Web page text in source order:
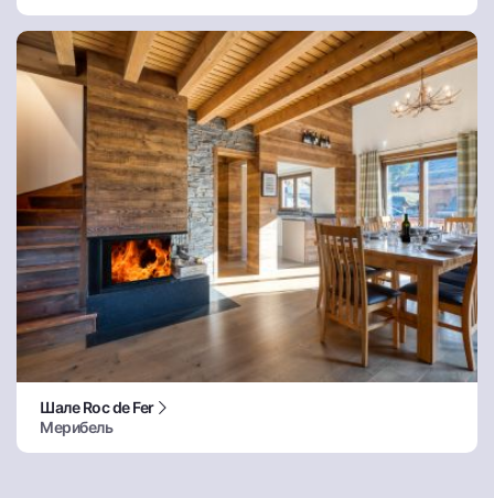
Шале Roc de Fer
Мерибель